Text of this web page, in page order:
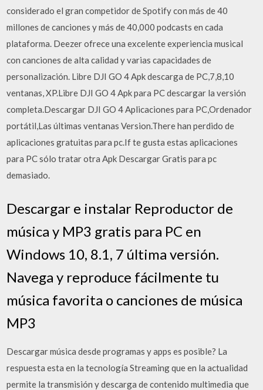
considerado el gran competidor de Spotify con más de 40
millones de canciones y más de 40,000 podcasts en cada
plataforma. Deezer ofrece una excelente experiencia musical
con canciones de alta calidad y varias capacidades de
personalización. Libre DJI GO 4 Apk descarga de PC,7,8,10
ventanas, XP.Libre DJI GO 4 Apk para PC descargar la versión
completa.Descargar DJI GO 4 Aplicaciones para PC,Ordenador
portátil,Las últimas ventanas Version.There han perdido de
aplicaciones gratuitas para pc.If te gusta estas aplicaciones
para PC sólo tratar otra Apk Descargar Gratis para pc
demasiado.
Descargar e instalar Reproductor de
música y MP3 gratis para PC en
Windows 10, 8.1, 7 última versión.
Navega y reproduce fácilmente tu
música favorita o canciones de música
MP3
Descargar música desde programas y apps es posible? La
respuesta esta en la tecnología Streaming que en la actualidad
permite la transmisión y descarga de contenido multimedia que